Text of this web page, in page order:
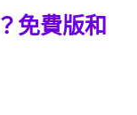
免費版和